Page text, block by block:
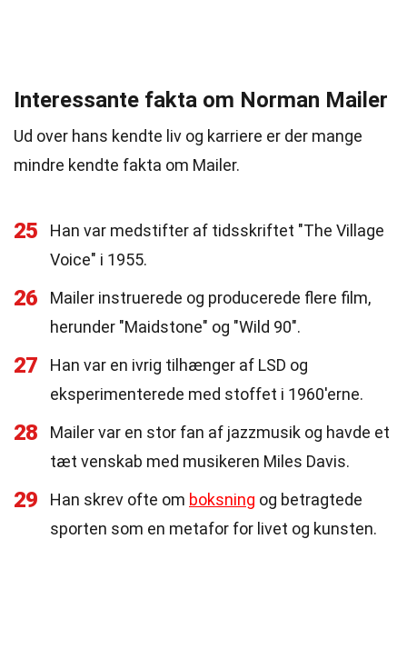
Interessante fakta om Norman Mailer
Ud over hans kendte liv og karriere er der mange
mindre kendte fakta om Mailer.
25
Han var medstifter af tidsskriftet "The Village
Voice" i 1955.
26
Mailer instruerede og producerede flere film,
herunder "Maidstone" og "Wild 90".
27
Han var en ivrig tilhænger af LSD og
eksperimenterede med stoffet i 1960'erne.
28
Mailer var en stor fan af jazzmusik og havde et
tæt venskab med musikeren Miles Davis.
29 Han skrev ofte om boksning og betragtede
sporten som en metafor for livet og kunsten.